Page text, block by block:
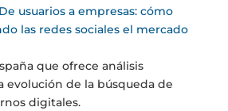
De usuarios a empresas: cómo
las redes sociales el mercado
que ofrece análisis
evolución de la búsqueda de
digitales.